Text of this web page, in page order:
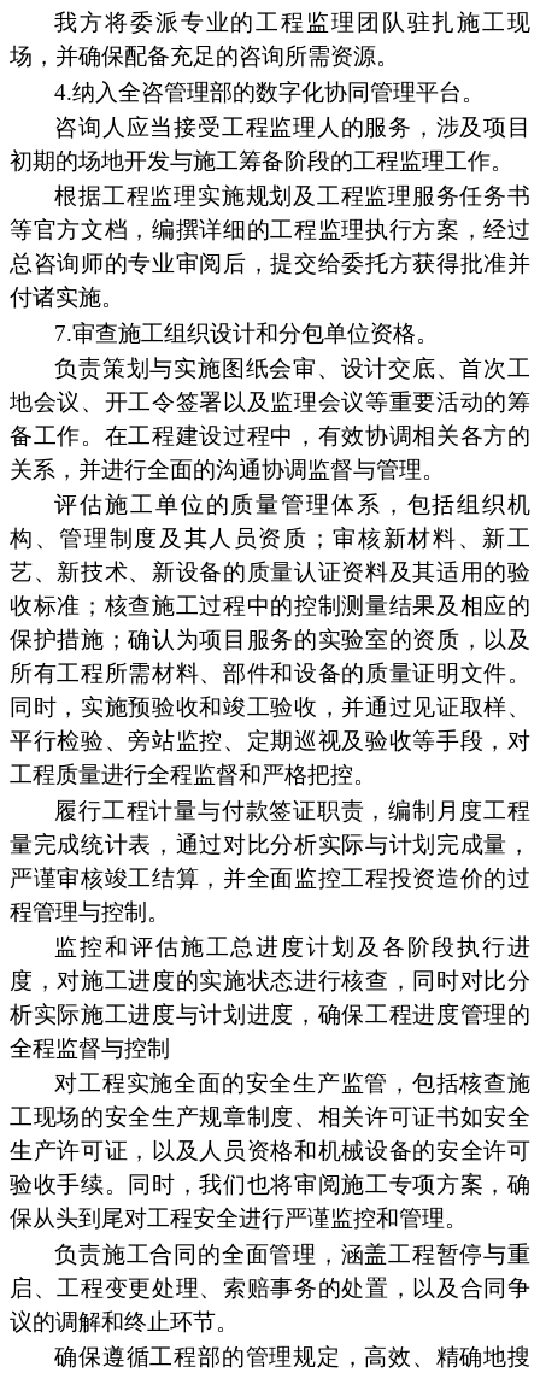
我方将委派专业的工程监理团队驻扎施工现
场，并确保配备充足的咨询所需资源。
4.纳入全咨管理部的数字化协同管理平台。
咨询人应当接受工程监理人的服务，涉及项目
初期的场地开发与施工筹备阶段的工程监理工作。
根据工程监理实施规划及工程监理服务任务书
等官方文档，编撰详细的工程监理执行方案，经过
总咨询师的专业审阅后，提交给委托方获得批准并
付诸实施。
7.审查施工组织设计和分包单位资格。
负责策划与实施图纸会审、设计交底、首次工
地会议、开工令签署以及监理会议等重要活动的筹
备工作。在工程建设过程中，有效协调相关各方的
关系，并进行全面的沟通协调监督与管理。
评估施工单位的质量管理体系，包括组织机
构、管理制度及其人员资质；审核新材料、新工
艺、新技术、新设备的质量认证资料及其适用的验
收标准；核查施工过程中的控制测量结果及相应的
保护措施；确认为项目服务的实验室的资质，以及
所有工程所需材料、部件和设备的质量证明文件。
同时，实施预验收和竣工验收，并通过见证取样、
平行检验、旁站监控、定期巡视及验收等手段，对
工程质量进行全程监督和严格把控。
履行工程计量与付款签证职责，编制月度工程
量完成统计表，通过对比分析实际与计划完成量，
严谨审核竣工结算，并全面监控工程投资造价的过
程管理与控制。
监控和评估施工总进度计划及各阶段执行进
度，对施工进度的实施状态进行核查，同时对比分
析实际施工进度与计划进度，确保工程进度管理的
全程监督与控制
对工程实施全面的安全生产监管，包括核查施
工现场的安全生产规章制度、相关许可证书如安全
生产许可证，以及人员资格和机械设备的安全许可
验收手续。同时，我们也将审阅施工专项方案，确
保从头到尾对工程安全进行严谨监控和管理。
负责施工合同的全面管理，涵盖工程暂停与重
启、工程变更处理、索赔事务的处置，以及合同争
议的调解和终止环节。
确保遵循工程部的管理规定，高效、精确地搜